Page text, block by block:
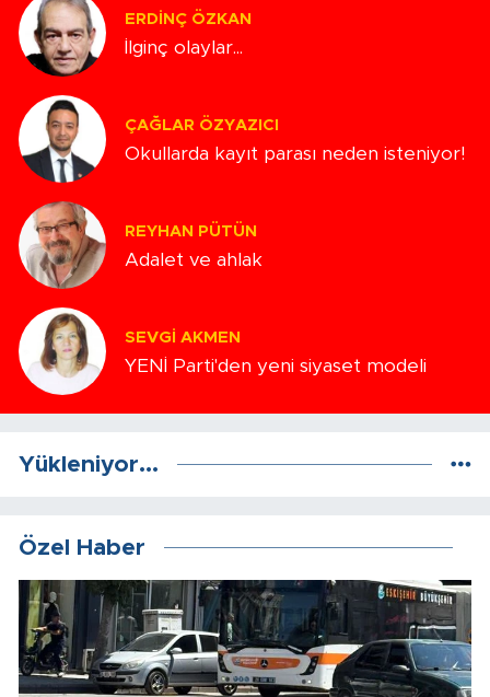
ERDINÇ ÖZKAN
İlginç olaylar...
ÇAĞLAR ÖZYAZICI
Okullarda kayıt parası neden isteniyor!
REYHAN PÜTÜN
Adalet ve ahlak
SEVGI AKMEN
YENİ Parti'den yeni siyaset modeli
Yükleniyor...
Özel Haber